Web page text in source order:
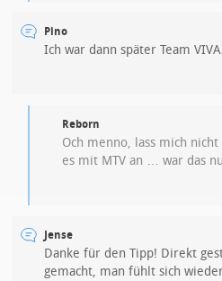
Pino
Ich war dann später Team
Reborn
Och menno, lass mich
es mit MTV an … war das
Jense
Danke für den Tipp! Direkt
gemacht, man fühlt sich